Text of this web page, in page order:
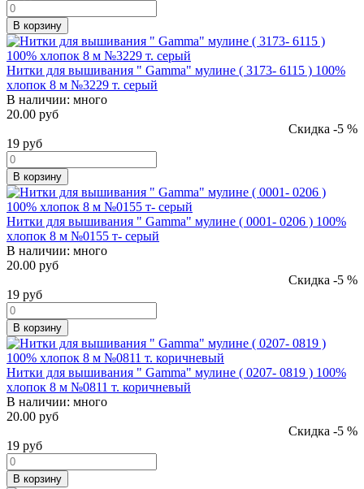
В корзину
Нитки для вышивания " Gamma" мулине ( 3173- 6115 ) 100%
хлопок 8 м №3229 т. серый
В наличии: много
20.00 руб
Скидка -5 %
19 руб
В корзину
Нитки для вышивания " Gamma" мулине ( 0001- 0206 ) 100%
хлопок 8 м №0155 т- серый
В наличии: много
20.00 руб
Скидка -5 %
19 руб
В корзину
Нитки для вышивания " Gamma" мулине ( 0207- 0819 ) 100%
хлопок 8 м №0811 т. коричневый
В наличии: много
20.00 руб
Скидка -5 %
19 руб
В корзину